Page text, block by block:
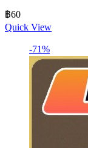
∩꒱ྀིა
฿60
Quick View
-71%